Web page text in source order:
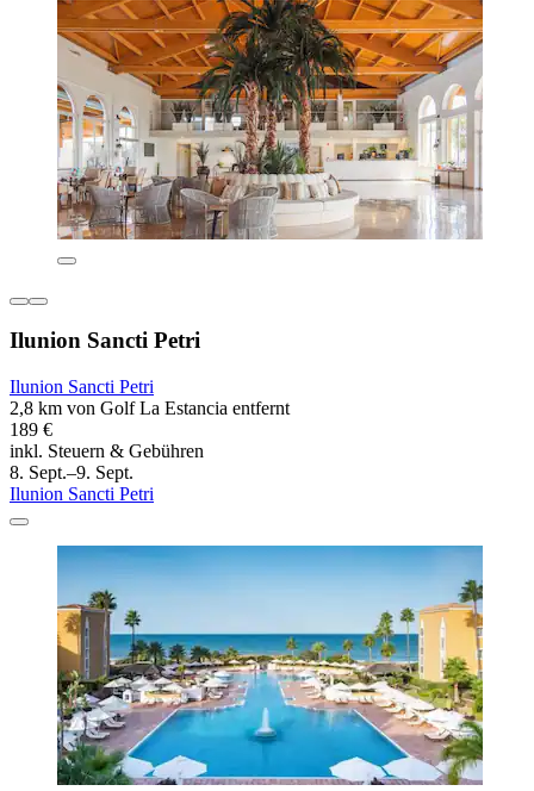
Ilunion Sancti Petri
Ilunion Sancti Petri
2,8 km von Golf La Estancia entfernt
189 €
inkl. Steuern & Gebühren
8. Sept.–9. Sept.
Ilunion Sancti Petri